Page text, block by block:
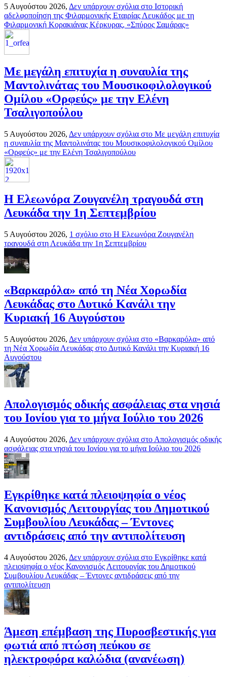
5 Αυγούστου 2026, Δεν υπάρχουν σχόλια στο Ιστορική
αδελφοποίηση της Φιλαρμονικής Εταιρίας Λευκάδος με τη
Φιλαρμονική Κορακιάνας Κέρκυρας, «Σπύρος Σαμάρας»
Με μεγάλη επιτυχία η συναυλία της
Μαντολινάτας του Μουσικοφιλολογικού
Ομίλου «Ορφεύς» με την Ελένη
Τσαλιγοπούλου
5 Αυγούστου 2026, Δεν υπάρχουν σχόλια στο Με μεγάλη επιτυχία
η συναυλία της Μαντολινάτας του Μουσικοφιλολογικού Ομίλου
«Ορφεύς» με την Ελένη Τσαλιγοπούλου
Η Ελεωνόρα Ζουγανέλη τραγουδά στη
Λευκάδα την 1η Σεπτεμβρίου
5 Αυγούστου 2026, 1 σχόλιο στο Η Ελεωνόρα Ζουγανέλη
τραγουδά στη Λευκάδα την 1η Σεπτεμβρίου
«Βαρκαρόλα» από τη Νέα Χορωδία
Λευκάδας στο Δυτικό Κανάλι την
Κυριακή 16 Αυγούστου
5 Αυγούστου 2026, Δεν υπάρχουν σχόλια στο «Βαρκαρόλα» από
τη Νέα Χορωδία Λευκάδας στο Δυτικό Κανάλι την Κυριακή 16
Αυγούστου
Απολογισμός οδικής ασφάλειας στα νησιά
του Ιονίου για το μήνα Ιούλιο του 2026
4 Αυγούστου 2026, Δεν υπάρχουν σχόλια στο Απολογισμός οδικής
ασφάλειας στα νησιά του Ιονίου για το μήνα Ιούλιο του 2026
Εγκρίθηκε κατά πλειοψηφία ο νέος
Κανονισμός Λειτουργίας του Δημοτικού
Συμβουλίου Λευκάδας – Έντονες
αντιδράσεις από την αντιπολίτευση
4 Αυγούστου 2026, Δεν υπάρχουν σχόλια στο Εγκρίθηκε κατά
πλειοψηφία ο νέος Κανονισμός Λειτουργίας του Δημοτικού
Συμβουλίου Λευκάδας – Έντονες αντιδράσεις από την
αντιπολίτευση
Άμεση επέμβαση της Πυροσβεστικής για
φωτιά από πτώση πεύκου σε
ηλεκτροφόρα καλώδια (ανανέωση)